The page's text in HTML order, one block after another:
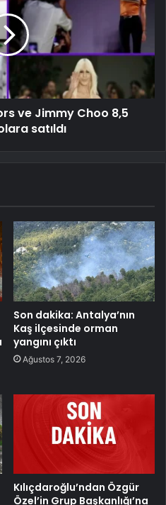
ve Jimmy Choo 8,5
satıldı
Son dakika: Antalya’nın
Kaş ilçesinde orman
yangını çıktı
Ağustos 7, 2026
Kılıçdaroğlu’ndan Özgür
Özel’in Grup Başkanlığı’na